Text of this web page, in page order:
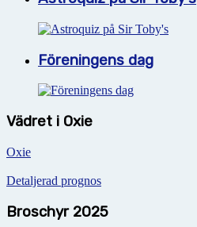
Föreningens dag
Vädret i Oxie
Oxie
Detaljerad prognos
Broschyr 2025